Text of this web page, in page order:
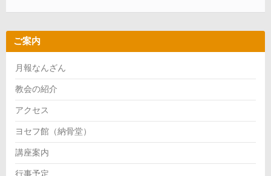
ご案内
月報なんざん
教会の紹介
アクセス
ヨセフ館（納骨堂）
講座案内
行事予定